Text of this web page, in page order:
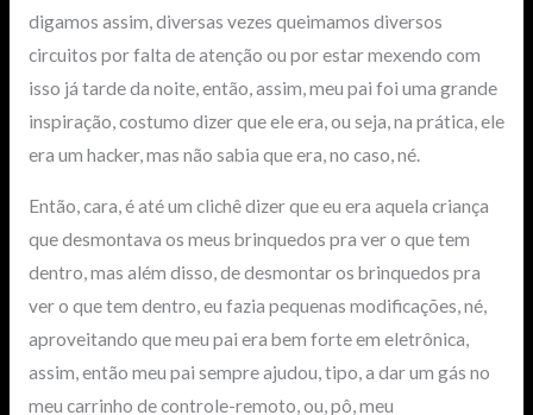
digamos assim, diversas vezes queimamos diversos
circuitos por falta de atenção ou por estar mexendo com
isso já tarde da noite, então, assim, meu pai foi uma grande
inspiração, costumo dizer que ele era, ou seja, na prática, ele
era um hacker, mas não sabia que era, no caso, né.
Então, cara, é até um clichê dizer que eu era aquela criança
que desmontava os meus brinquedos pra ver o que tem
dentro, mas além disso, de desmontar os brinquedos pra
ver o que tem dentro, eu fazia pequenas modificações, né,
aproveitando que meu pai era bem forte em eletrônica,
assim, então meu pai sempre ajudou, tipo, a dar um gás no
meu carrinho de controle-remoto, ou, pô, meu